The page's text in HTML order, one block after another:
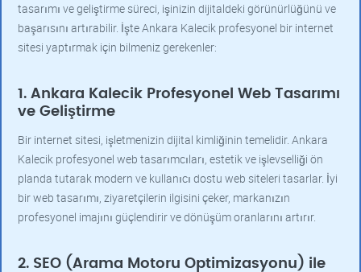
tasarımı ve geliştirme süreci, işinizin dijitaldeki görünürlüğünü ve
başarısını artırabilir. İşte Ankara Kalecik profesyonel bir internet
sitesi yaptırmak için bilmeniz gerekenler:
1. Ankara Kalecik Profesyonel Web Tasarımı
ve Geliştirme
Bir internet sitesi, işletmenizin dijital kimliğinin temelidir. Ankara
Kalecik profesyonel web tasarımcıları, estetik ve işlevselliği ön
planda tutarak modern ve kullanıcı dostu web siteleri tasarlar. İyi
bir web tasarımı, ziyaretçilerin ilgisini çeker, markanızın
profesyonel imajını güçlendirir ve dönüşüm oranlarını artırır.
2. SEO (Arama Motoru Optimizasyonu) ile